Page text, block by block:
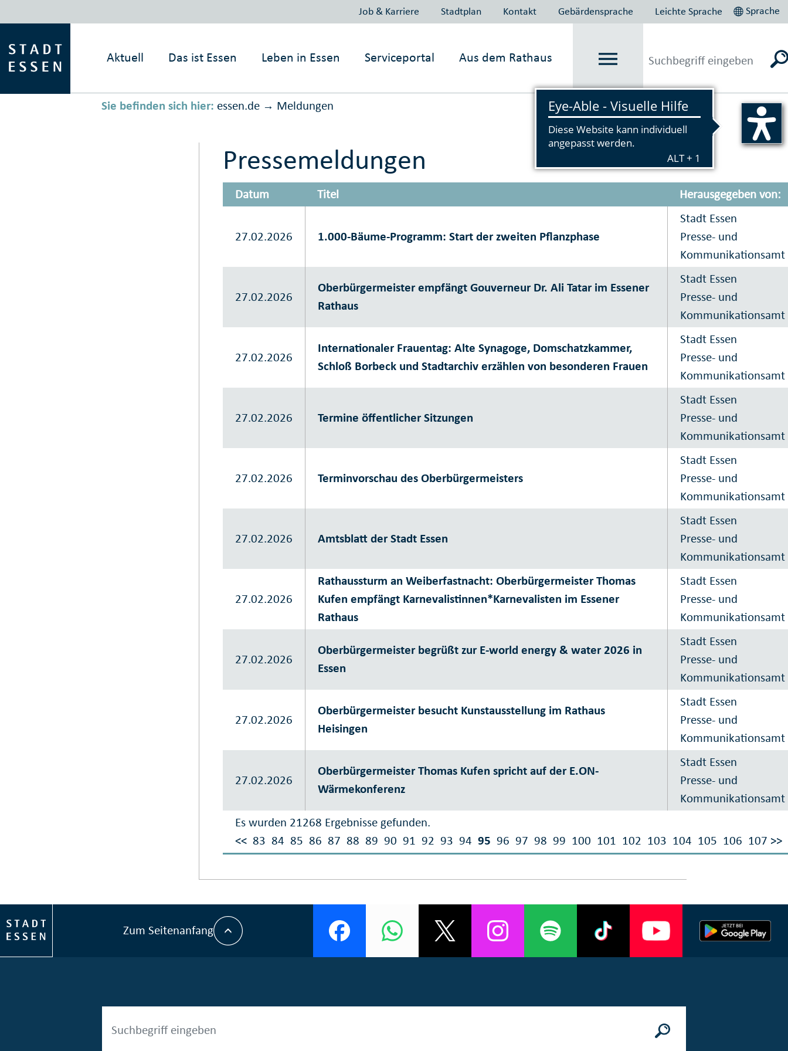
Job & Karriere Stadtplan Kontakt Gebärdensprache Leichte Sprache Sprache
Aktuell Das ist Essen Leben in Essen Serviceportal Aus dem Rathaus
Sie befinden sich hier: essen.de → Meldungen Vorlesen
Pressemeldungen
Datum Titel Herausgegeben von:
Es wurden 21268 Ergebnisse gefunden.
<< 83 84 85 86 87 88 89 90 91 92 93 94 95 96 97 98 99 100 101 102 103 104 105 106 107 >>
27.02.2026 1.000-Bäume-Programm: Start der zweiten Pflanzphase
Stadt Essen
Presse- und
Kommunikationsamt
27.02.2026
Oberbürgermeister empfängt Gouverneur Dr. Ali Tatar im Essener
Rathaus
Stadt Essen
Presse- und
Kommunikationsamt
27.02.2026
Internationaler Frauentag: Alte Synagoge, Domschatzkammer,
Schloß Borbeck und Stadtarchiv erzählen von besonderen Frauen
Stadt Essen
Presse- und
Kommunikationsamt
27.02.2026 Termine öffentlicher Sitzungen
Stadt Essen
Presse- und
Kommunikationsamt
27.02.2026 Terminvorschau des Oberbürgermeisters
Stadt Essen
Presse- und
Kommunikationsamt
27.02.2026 Amtsblatt der Stadt Essen
Stadt Essen
Presse- und
Kommunikationsamt
27.02.2026
Rathaussturm an Weiberfastnacht: Oberbürgermeister Thomas
Kufen empfängt Karnevalistinnen*Karnevalisten im Essener
Rathaus
Stadt Essen
Presse- und
Kommunikationsamt
27.02.2026
Oberbürgermeister begrüßt zur E-world energy & water 2026 in
Essen
Stadt Essen
Presse- und
Kommunikationsamt
27.02.2026
Oberbürgermeister besucht Kunstausstellung im Rathaus
Heisingen
Stadt Essen
Presse- und
Kommunikationsamt
27.02.2026
Oberbürgermeister Thomas Kufen spricht auf der E.ON-
Wärmekonferenz
Stadt Essen
Presse- und
Kommunikationsamt
Zum Seitenanfang